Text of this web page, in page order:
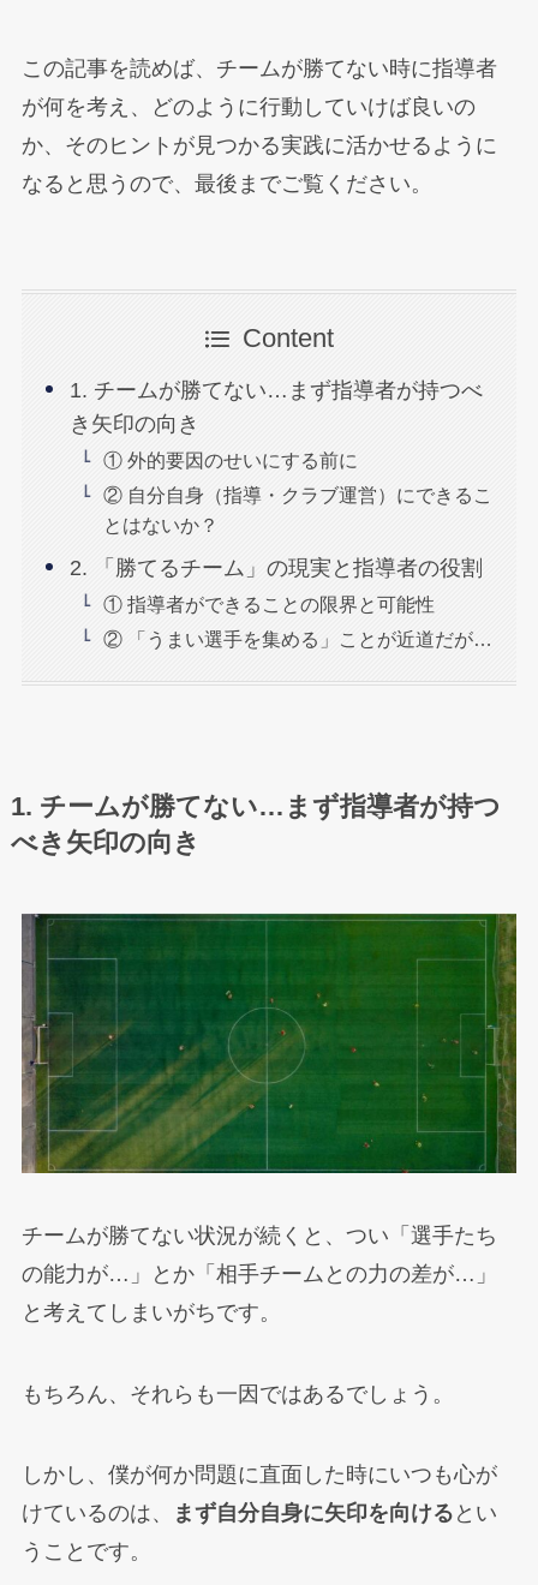
この記事を読めば、チームが勝てない時に指導者
が何を考え、どのように行動していけば良いの
か、そのヒントが見つかる実践に活かせるように
なると思うので、最後までご覧ください。
Content
1. チームが勝てない…まず指導者が持つべ
き矢印の向き
① 外的要因のせいにする前に
② 自分自身（指導・クラブ運営）にできるこ
とはないか？
2. 「勝てるチーム」の現実と指導者の役割
① 指導者ができることの限界と可能性
② 「うまい選手を集める」ことが近道だが…
1. チームが勝てない…まず指導者が持つ
べき矢印の向き
チームが勝てない状況が続くと、つい「選手たち
の能力が…」とか「相手チームとの力の差が…」
と考えてしまいがちです。
もちろん、それらも一因ではあるでしょう。
しかし、僕が何か問題に直面した時にいつも心が
けているのは、
まず自分自身に矢印を向ける とい
うことです。